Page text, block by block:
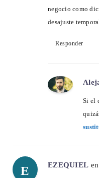
negocio como
desajuste
Responder
Si el
E EZEQUIEL